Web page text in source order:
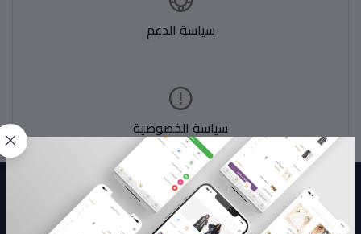
سياسة الدعم
سياسة الخصوصية